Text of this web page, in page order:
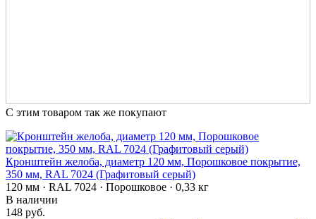
С этим товаром так же покупают
Кронштейн желоба, диаметр 120 мм, Порошковое покрытие,
350 мм, RAL 7024 (Графитовый серый)
120 мм · RAL 7024 · Порошковое · 0,33 кг
В наличии
148 руб.